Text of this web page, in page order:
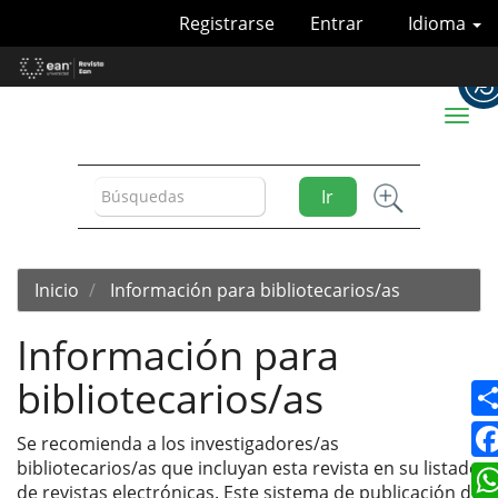
Contenido
principal
Idioma
Registrarse Entrar
Ir
Toggle
Inicio Información para bibliotecarios/as
Información para
bibliotecarios/as
Se recomienda a los investigadores/as
bibliotecarios/as que incluyan esta revista en su listado
de revistas electrónicas. Este sistema de publicación de